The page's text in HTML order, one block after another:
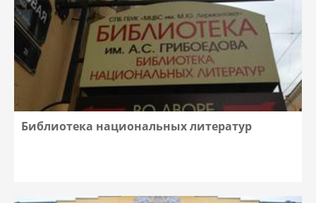
Библиотека национальных литератур